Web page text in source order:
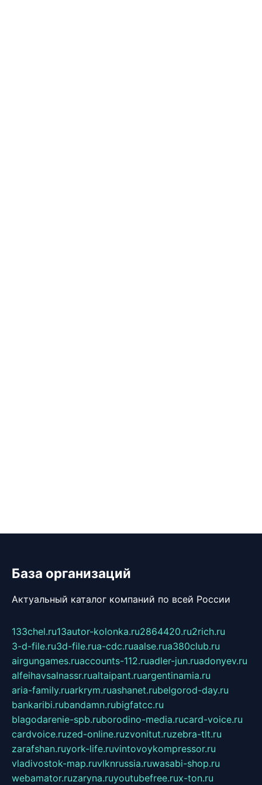
База организаций
Актуальный каталог компаний по всей России
133chel.ru13autor-kolonka.ru2864420.ru2rich.ru
3-d-file.ru3d-file.rua-cdc.ruaalse.rua380club.ru
airgungames.ruaccounts-112.ruadler-jun.ruadonyev.ru
alfeihavsalnassr.rualtaipant.ruargentinamia.ru
aria-family.ruarkrym.ruashanet.rubelgorod-day.ru
bankaribi.rubandamn.rubigfatcc.ru
blagodarenie-spb.ruborodino-media.rucard-voice.ru
cardvoice.ruzed-online.ruzvonitut.ruzebra-tlt.ru
zarafshan.ruyork-life.ruvintovoykompressor.ru
vladivostok-map.ruvlknrussia.ruwasabi-shop.ru
webamator.ruzaryna.ruyoutubefree.rux-ton.ru